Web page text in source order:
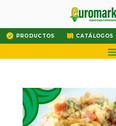
 PRODUCTOS  CATÁLOGOS